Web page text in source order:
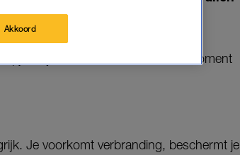
bij de kassa? Dan is dít het moment
Je voorkomt verbranding, beschermt je
Akkoord